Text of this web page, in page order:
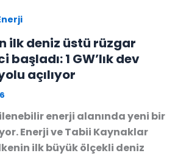
ilk deniz üstü rüzgar
başladı: 1 GW’lık dev
açılıyor
enerji alanında yeni bir
Enerji ve Tabii Kaynaklar
ilk büyük ölçekli deniz